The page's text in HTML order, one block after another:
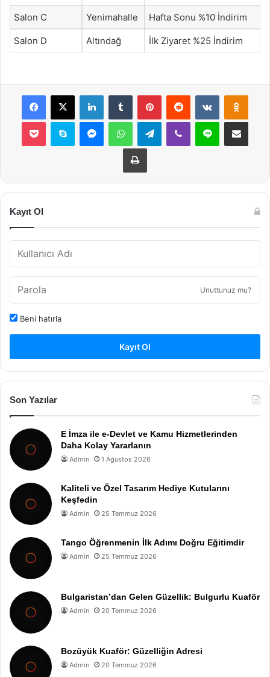
Salon C Yenimahalle Hafta Sonu %10 İndirim
Salon D Altındağ İlk Ziyaret %25 İndirim
Facebook
X LinkedInTumblr PinterestReddit VKontakte
Pocket Skype MessengerWhatsAppTelegramViber Line E-Posta ile
Yazdır
Kayıt Ol
Unuttunuz mu?
Beni hatırla
Kayıt Ol
Son Yazılar
E İmza ile e-Devlet ve Kamu Hizmetlerinden
Daha Kolay Yararlanın
Admin 1 Ağustos 2026
Kaliteli ve Özel Tasarım Hediye Kutularını
Keşfedin
Admin 25 Temmuz 2026
Tango Öğrenmenin İlk Adımı Doğru Eğitimdir
Admin 25 Temmuz 2026
Bulgaristan’dan Gelen Güzellik: Bulgurlu Kuaför
Admin 20 Temmuz 2026
Bozüyük Kuaför: Güzelliğin Adresi
Admin 20 Temmuz 2026